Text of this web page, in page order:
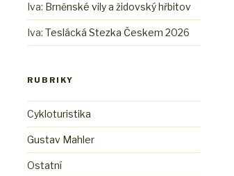
Iva: Brněnské vily a židovský hřbitov
Iva:Teslácká Stezka Českem 2026
RUBRIKY
Cykloturistika
Gustav Mahler
Ostatní